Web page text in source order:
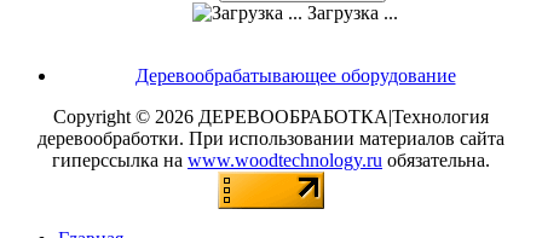
Загрузка ...
Деревообрабатывающее оборудование
Copyright © 2026 ДЕРЕВООБРАБОТКА|Технология
деревообработки. При использовании материалов сайта
гиперссылка на www.woodtechnology.ru обязательна.